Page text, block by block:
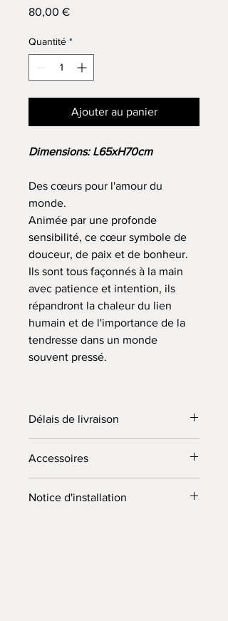
80,00 €Prix
Quantité *
Ajouter au panier
Dimensions: L65xH70cm
Des cœurs pour l'amour du
monde.
Animée par une profonde
sensibilité, ce cœur symbole de
douceur, de paix et de bonheur.
Ils sont tous façonnés à la main
avec patience et intention, ils
répandront la chaleur du lien
humain et de l'importance de la
tendresse dans un monde
souvent pressé.
Délais de livraison
commande.
Envoyé par colissimo
Accessoires
fournis dans votre commande.
Notice d'installation